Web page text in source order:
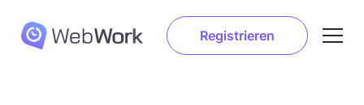
Registrieren